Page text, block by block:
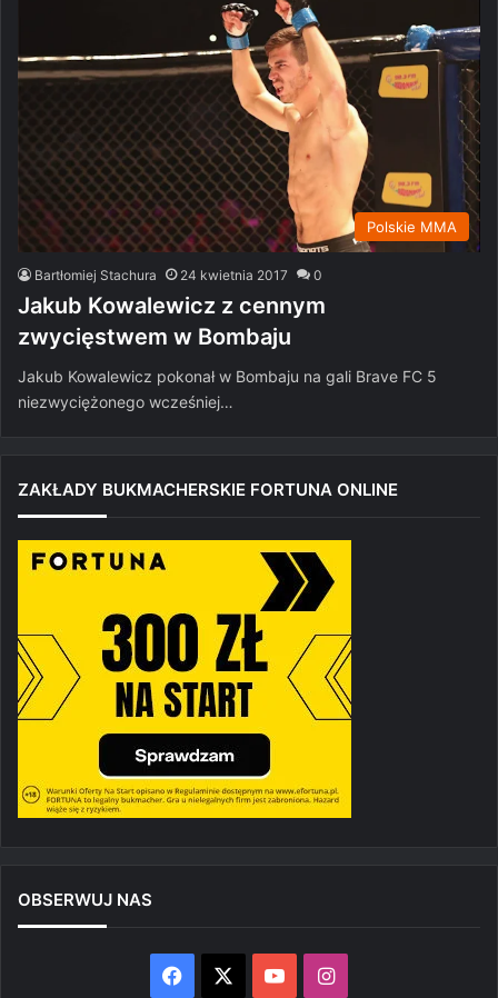
Polskie MMA
Bartłomiej Stachura 24 kwietnia 2017 0
Jakub Kowalewicz z cennym
zwycięstwem w Bombaju
Jakub Kowalewicz pokonał w Bombaju na gali Brave FC 5
niezwyciężonego wcześniej…
ZAKŁADY BUKMACHERSKIE FORTUNA ONLINE
OBSERWUJ NAS
Facebook YouTubeInstagram